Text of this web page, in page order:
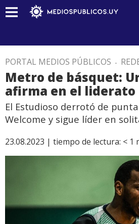
PORTAL MEDIOS PÚBLICOS .
Metro de básquet:
afirma en el liderato
El Estudioso derrotó de
Welcome y sigue líder en
23.08.2023 | tiempo de lectura: < 1